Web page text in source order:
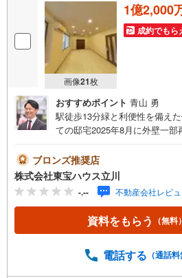
画像21枚
1億2,000
成約でもら
おすすめポイント 青山 勇
駅徒歩13分緑と利便性を備え
ての邸宅2025年8月に外壁一
お問い合わせ下さい【営業時
お電話が繋がりやすくなってお
問い合わせが集中するため、お
「室内・現地を見学する」ボ
見学がスムーズです。ご見学
す。【東宝ハウス立川のポイ
たします。・どこの銀行で借
ブロンズ推奨店
株式会社東宝ハウス立川
-.-- 不動産会社レビ
資料をもらう （無料）
電話する （通話料